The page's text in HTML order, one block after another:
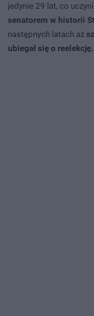
jedynie 29 lat, co
senatorem w historii
następnych latach aż
ubiegał się o reelekcję.